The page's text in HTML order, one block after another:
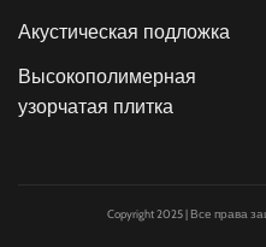
Акустическая подложка
Высокополимерная
узорчатая плитка
Copyright 2025 | Все права